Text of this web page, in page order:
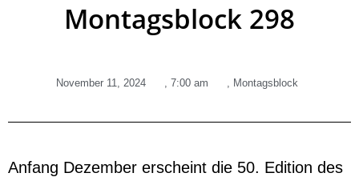
Montagsblock 298
November 11, 2024 , 7:00 am , Montagsblock
Anfang Dezember erscheint die 50. Edition des